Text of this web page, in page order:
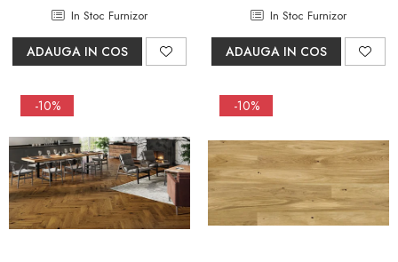
In Stoc Furnizor
ADAUGA IN COS
In Stoc Furnizor
ADAUGA IN COS
-10% -10%